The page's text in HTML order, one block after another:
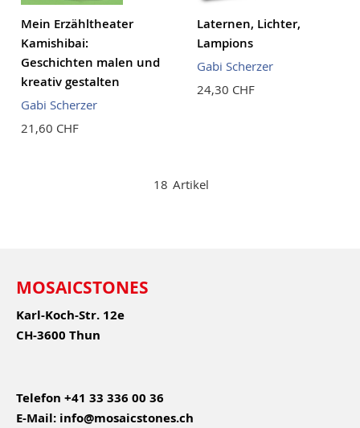
Mein Erzähltheater
Kamishibai:
Geschichten malen und
kreativ gestalten
Gabi Scherzer
21,60 CHF
Laternen, Lichter,
Lampions
Gabi Scherzer
24,30 CHF
18 Artikel
MOSAICSTONES
Karl-Koch-Str. 12e
CH-3600 Thun
Telefon +41 33 336 00 36
E-Mail: info@mosaicstones.ch